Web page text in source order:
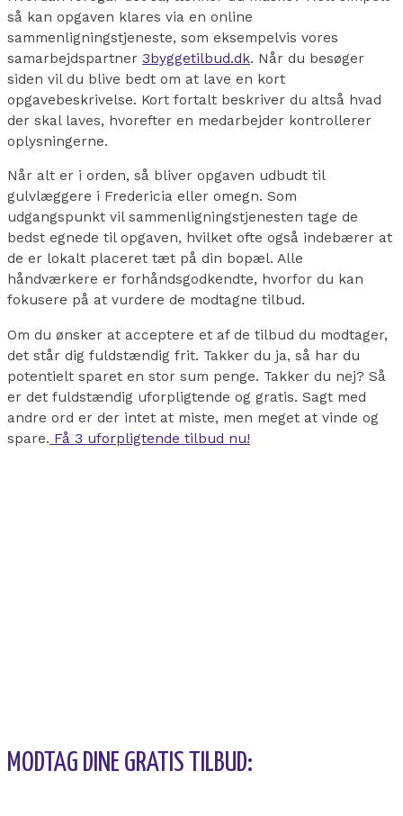
så kan opgaven klares via en online
sammenligningstjeneste, som eksempelvis vores
samarbejdspartner 3byggetilbud.dk. Når du besøger
siden vil du blive bedt om at lave en kort
opgavebeskrivelse. Kort fortalt beskriver du altså hvad
der skal laves, hvorefter en medarbejder kontrollerer
oplysningerne.
Når alt er i orden, så bliver opgaven udbudt til
gulvlæggere i Fredericia eller omegn. Som
udgangspunkt vil sammenligningstjenesten tage de
bedst egnede til opgaven, hvilket ofte også indebærer at
de er lokalt placeret tæt på din bopæl. Alle
håndværkere er forhåndsgodkendte, hvorfor du kan
fokusere på at vurdere de modtagne tilbud.
Om du ønsker at acceptere et af de tilbud du modtager,
det står dig fuldstændig frit. Takker du ja, så har du
potentielt sparet en stor sum penge. Takker du nej? Så
er det fuldstændig uforpligtende og gratis. Sagt med
andre ord er der intet at miste, men meget at vinde og
spare. Få 3 uforpligtende tilbud nu!
MODTAG DINE GRATIS TILBUD: